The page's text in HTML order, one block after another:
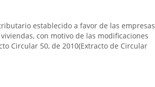
establecido a favor de las empresas
con motivo de las modificaciones
Circular 50, de 2010(Extracto de Circular